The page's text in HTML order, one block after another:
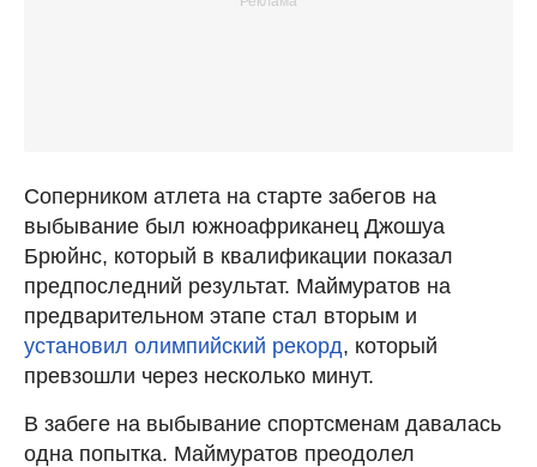
Соперником атлета на старте забегов на
выбывание был южноафриканец Джошуа
Брюйнс, который в квалификации показал
предпоследний результат. Маймуратов на
предварительном этапе стал вторым и
установил олимпийский рекорд, который
превзошли через несколько минут.
В забеге на выбывание спортсменам давалась
одна попытка. Маймуратов преодолел